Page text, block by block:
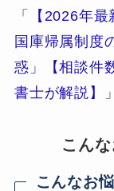
「
【2026年
国庫帰属制度
惑」【相談件
書士が解説】
こん
こんなお